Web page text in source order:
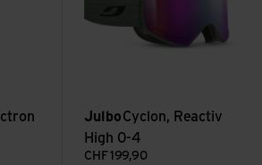
JulboCyclon, Reactiv
High 0-4
CHF 199,90